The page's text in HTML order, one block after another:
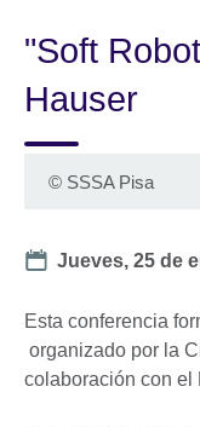
"Soft
Hauser
© SSSA Pisa
Date
Jueves, 25 de
Esta conferencia
organizado por la
colaboración con el